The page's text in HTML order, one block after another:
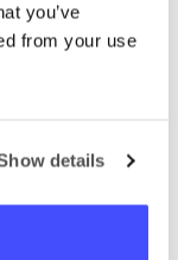
you’ve
from your use
details